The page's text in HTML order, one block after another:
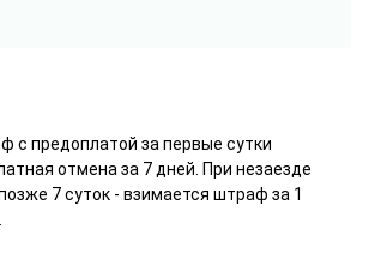
с предоплатой за первые сутки
отмена за 7 дней. При незаезде
7 суток - взимается штраф за 1